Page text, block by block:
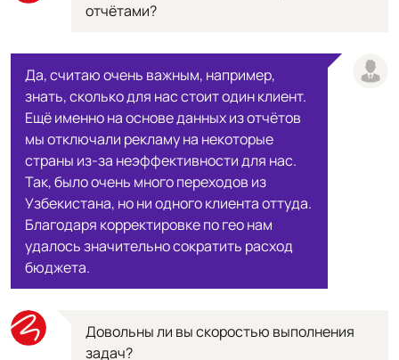
отчётами?
Да, считаю очень важным, например,
знать, сколько для нас стоит один клиент.
Ещё именно на основе данных из отчётов
мы отключали рекламу на некоторые
страны из-за неэффективности для нас.
Так, было очень много переходов из
Узбекистана, но ни одного клиента оттуда.
Благодаря корректировке по гео нам
удалось значительно сократить расход
бюджета.
Довольны ли вы скоростью выполнения
задач?